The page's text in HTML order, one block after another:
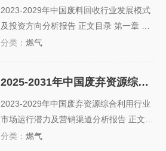
济中的地位 第二节 废弃资源综合...
2023-2029年中国废料回收行业发展模式
及投资方向分析报告 正文目录 第一章 世
界废料回收所属行业发展情况分析 第一节
二节 世界废料回收市场分析 一、世界废
料回收消费情况 二、世界废料回...
分类： 燃气
2025-2031年中国废弃资源综合利用行业市场运行潜力及营销渠道分析报告
2023-2029年中国废弃资源综合利用行业
市场运行潜力及营销渠道分析报告 正文目
录 第一章 废弃资源产业相关概述 第一节
分类： 燃气